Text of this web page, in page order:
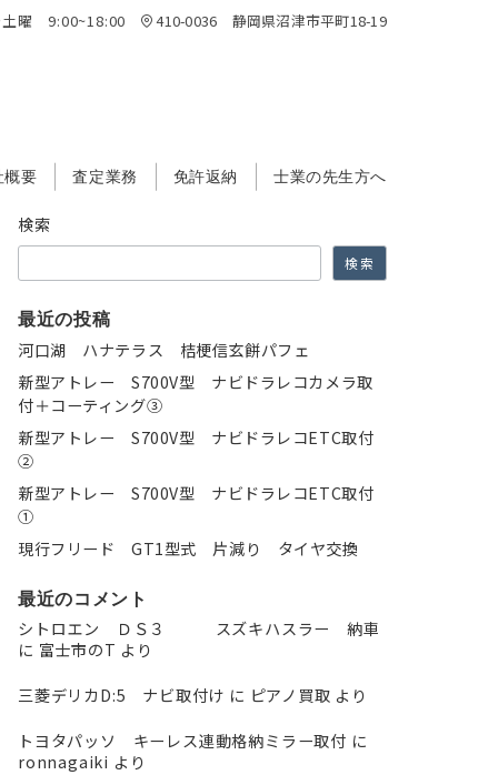
土曜 9:00~18:00 410-0036 静岡県沼津市平町18-19
概要 査定業務 免許返納 士業の先生方へ
検索
検索
最近の投稿
河口湖 ハナテラス 桔梗信玄餅パフェ
新型アトレー S700V型 ナビドラレコカメラ取
付＋コーティング③
新型アトレー S700V型 ナビドラレコETC取付
②
新型アトレー S700V型 ナビドラレコETC取付
①
現行フリード GT1型式 片減り タイヤ交換
最近のコメント
シトロエン ＤＳ３ スズキハスラー 納車
に 富士市のT より
三菱デリカD:5 ナビ取付け に ピアノ買取 より
トヨタパッソ キーレス連動格納ミラー取付 に
ronnagaiki より